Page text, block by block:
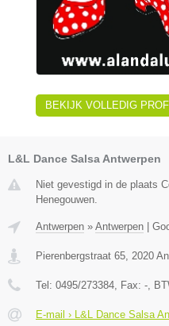
BEKIJK VOLLEDIG
L&L Dance Salsa Antwerpen
Niet gevestigd in de plaats
Henegouwen.
Antwerpen » Antwerpen |
Pierenbergstraat 65 2020
Tel: 0495/273384 , Fax: - ,
E-mail › L&L Dance Salsa